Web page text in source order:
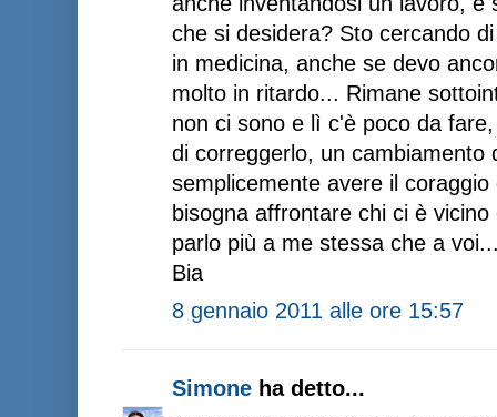
che si desidera? Sto cercando
in medicina, anche se devo
molto in ritardo... Rimane
non ci sono e lì c'è poco da
di correggerlo, un cambiamento
semplicemente avere il
bisogna affrontare chi ci è
parlo più a me stessa che a
Bia
8 gennaio 2011 alle ore 15:57
Simone ha detto...